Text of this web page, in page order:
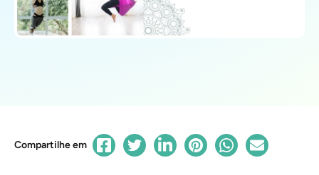
Compartilhe em